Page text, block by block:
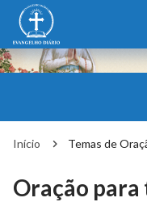
Início Temas de
Oração para